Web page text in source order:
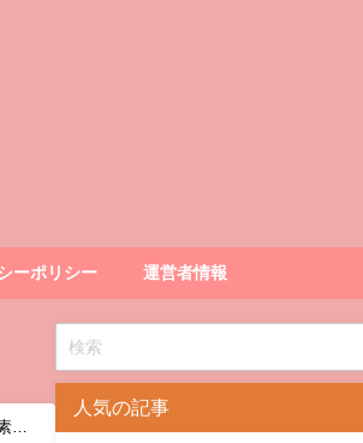
ーポリシー 運営者情報
敵
人気の記事